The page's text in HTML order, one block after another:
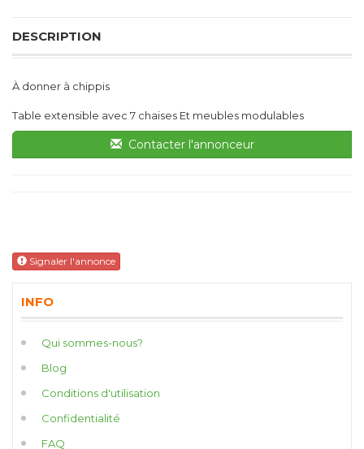
DESCRIPTION
À donner à chippis
Table extensible avec 7 chaises Et meubles modulables
Contacter l'annonceur
Signaler l'annonce
INFO
Qui sommes-nous?
Blog
Conditions d'utilisation
Confidentialité
FAQ